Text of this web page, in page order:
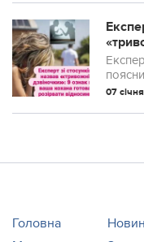
пеню Новий закон “Про житлово-
ваша
07
Головна